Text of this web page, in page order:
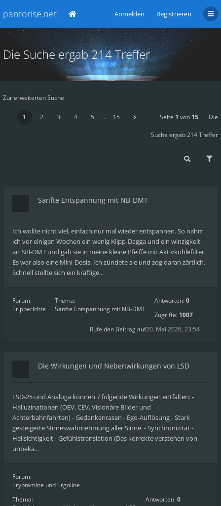
pantorise.net Anmelden Registrieren
Die Suche ergab 214 Treffer
Zur erweiterten Suche
1 2 3 4 5 … 15 Seite 1 von 15 Die
Suche ergab 214 Treffer
Sanfte Entspannung mit NB-DMT
Ich wollte nicht viel, einfach nur mal wieder entspannen. So nahm
ich vor einigen Wochen ein wenig Klipp-Dagga und ein winzigkeit
an NB-DMT und gab sie in meine kleine Pfeiffe mit Aktivkohlefilter.
Es war also eine Mini-Dosis. Ich zündete sie und zog daran zärtlich.
Schnell stellte sich ein kräftige...
Forum:
Tripberichte
Thema:
Sanfte Entspannung mit NB-DMT
Antworten:0
Zugriffe: 1007
20. Mai 2026, 23:54
Rufe den Beitrag auf
Die Wirkungen und Nebenwirkungen von LSD
LSD-25 und Analoga können 7 folgende Wirkungen entfalten: -
Halluzinationen (OEV, CEV, Visionäre BIlder und
Achterbahnfahrten) - Gedankenrasen - Ego-Auflösung - Stark
gesteigerte SInneswahrnehmung aller Sinne. - Synchronizität -
Hellsichtigkeit - Gefühlstranslation (Das korrekte verstehen von
unbeka...
Forum:
Tryptamine und Ergoline
Thema:
Antworten:0